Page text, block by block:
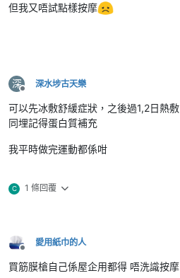
但我又唔試點樣按摩
深
離線
深水埗古天樂
可以先冰敷舒緩症狀，之後過1,2日熱敷
同埋記得蛋白質補充
我平時做完運動都係咁
C 1 條回覆
離線
愛用紙巾的人
買筋膜槍自己係屋企用都得 唔洗識按摩